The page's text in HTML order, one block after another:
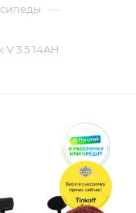
—
3.5 14AH